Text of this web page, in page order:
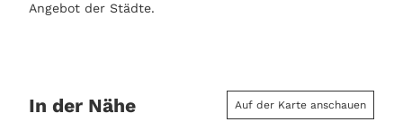
Angebot der Städte.
In der Nähe Auf der Karte anschauen